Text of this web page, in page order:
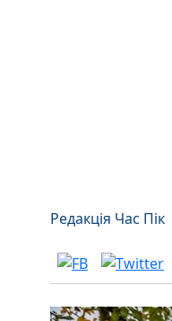
Редакція Час Пік